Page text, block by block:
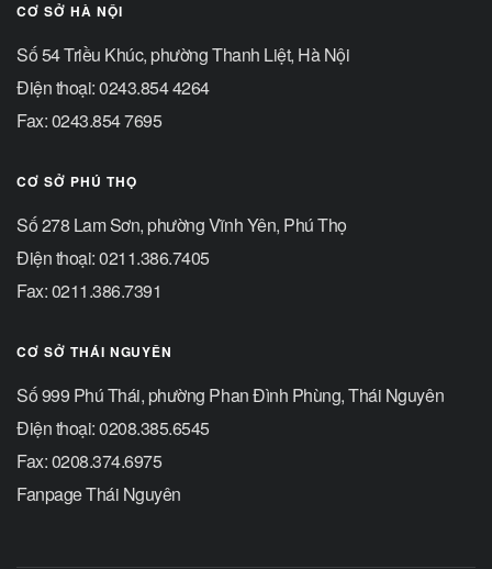
CƠ SỞ HÀ NỘI
Số 54 Triều Khúc, phường Thanh Liệt, Hà Nội
Điện thoại: 0243.854 4264
Fax: 0243.854 7695
CƠ SỞ PHÚ THỌ
Số 278 Lam Sơn, phường Vĩnh Yên, Phú Thọ
Điện thoại: 0211.386.7405
Fax: 0211.386.7391
CƠ SỞ THÁI NGUYÊN
Số 999 Phú Thái, phường Phan Đình Phùng, Thái Nguyên
Điện thoại: 0208.385.6545
Fax: 0208.374.6975
Fanpage Thái Nguyên